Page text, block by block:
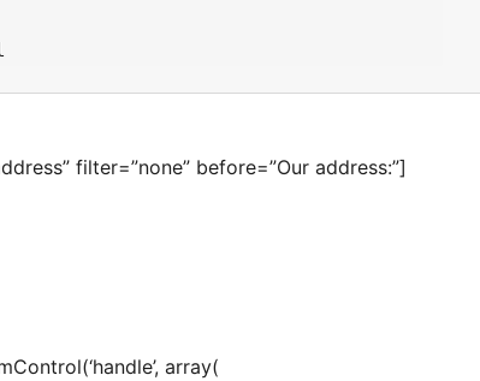
filter=”none” before=”Our address:”]
array(